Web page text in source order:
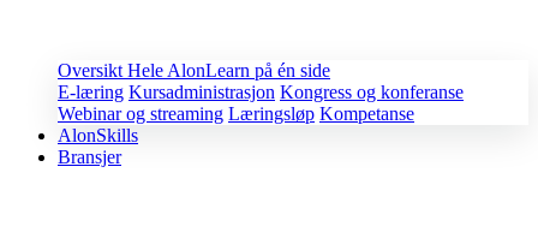
Oversikt Hele AlonLearn på én side
E-læring Kursadministrasjon Kongress og konferanse
Webinar og streaming Læringsløp Kompetanse
AlonSkills
Bransjer